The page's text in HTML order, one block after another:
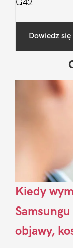
G42
Dowiedz się
Sidebar
Kiedy
objawy,